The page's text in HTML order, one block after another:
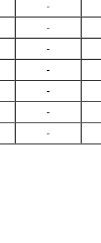
-
-
-
-
-
-
-